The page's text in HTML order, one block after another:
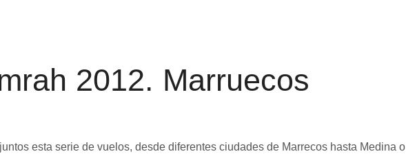
2012. Marruecos
esta serie de vuelos, desde diferentes ciudades de Marrecos hasta Medina o